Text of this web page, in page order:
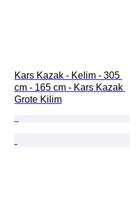
Kars Kazak - Kelim - 305
cm - 165 cm - Kars Kazak
Grote Kilim